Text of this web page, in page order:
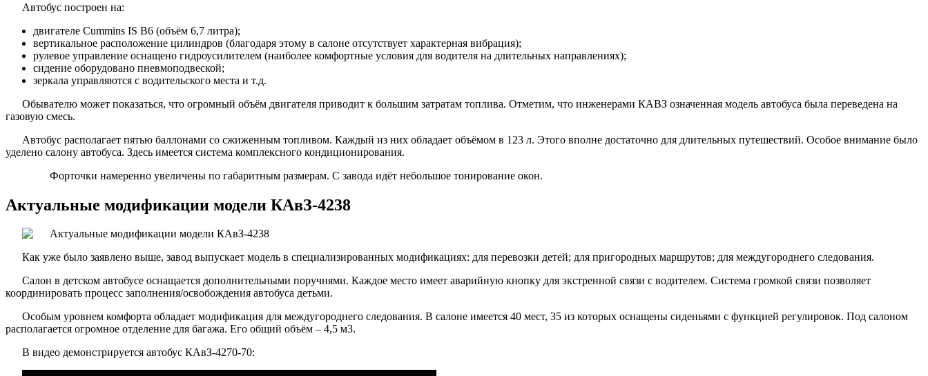
Автобус построен на:
двигателе Cummins IS B6 (объём 6,7 литра);
вертикальное расположение цилиндров (благодаря этому в салоне отсутствует характерная вибрация);
рулевое управление оснащено гидроусилителем (наиболее комфортные условия для водителя на длительных направлениях);
сидение оборудовано пневмоподвеской;
зеркала управляются с водительского места и т.д.
Обывателю может показаться, что огромный объём двигателя приводит к большим затратам топлива. Отметим, что инженерами КАВЗ означенная модель автобуса была переведена на
газовую смесь.
Автобус располагает пятью баллонами со сжиженным топливом. Каждый из них обладает объёмом в 123 л. Этого вполне достаточно для длительных путешествий. Особое внимание было
уделено салону автобуса. Здесь имеется система комплексного кондиционирования.
Форточки намеренно увеличены по габаритным размерам. С завода идёт небольшое тонирование окон.
Актуальные модификации модели КАвЗ-4238
Как уже было заявлено выше, завод выпускает модель в специализированных модификациях: для перевозки детей; для пригородных маршрутов; для междугороднего следования.
Салон в детском автобусе оснащается дополнительными поручнями. Каждое место имеет аварийную кнопку для экстренной связи с водителем. Система громкой связи позволяет
координировать процесс заполнения/освобождения автобуса детьми.
Особым уровнем комфорта обладает модификация для междугороднего следования. В салоне имеется 40 мест, 35 из которых оснащены сиденьями с функцией регулировок. Под салоном
располагается огромное отделение для багажа. Его общий объём – 4,5 м3.
В видео демонстрируется автобус КАвЗ-4270-70: